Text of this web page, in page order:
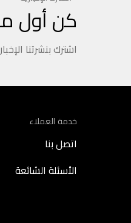
كن أول
اشترك بنشرتنا
خدمة العملاء
اتصل بنا
الأسئلة الشائعة